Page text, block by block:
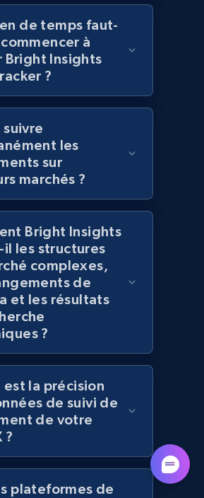
- Discover products by
brand URL
Reviews, Initial price, Final
Stock, and more.
- Discover products by
Reviews, Initial price, Final
and more.
Commencer
- Discover products by
Reviews, Initial price, Final
Stock, and more.
Commencer
de temps faut-
à
Bright Insights
?
suivre
les
sur
marchés ?
Bright Insights
les structures
complexes,
de
et les résultats
?
est la précision
de suivi de
de votre
?
plateformes de